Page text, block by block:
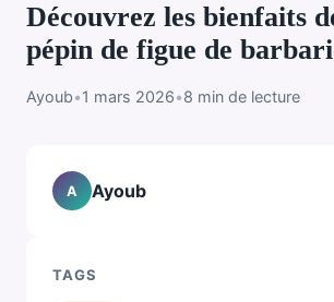
Découvrez les bienfaits
pépin de figue de
Ayoub•1 mars 2026•8 min de lecture
A Ayoub
TAGS